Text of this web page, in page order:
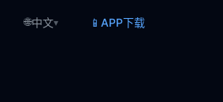
🌐中文▾ 📱 APP下载